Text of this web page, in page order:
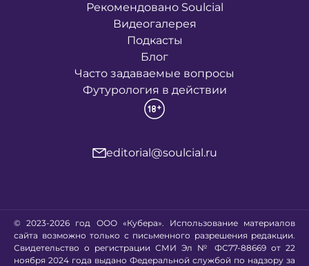
Рекомендовано Soulcial
Видеогалерея
Подкасты
Блог
Часто задаваемые вопросы
Футурология в действии
editorial@soulcial.ru
© 2023-2026 год ООО «Кубера». Использование материалов
сайта возможно только с письменного разрешения редакции.
Свидетельство о регистрации СМИ Эл № ФС77-88669 от 22
ноября 2024 года выдано Федеральной службой по надзору за